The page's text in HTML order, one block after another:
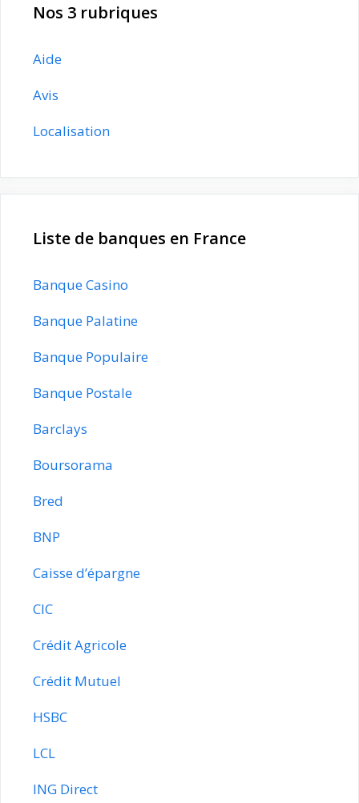
Nos 3 rubriques
Aide
Avis
Localisation
Liste de banques en France
Banque Casino
Banque Palatine
Banque Populaire
Banque Postale
Barclays
Boursorama
Bred
BNP
Caisse d’épargne
CIC
Crédit Agricole
Crédit Mutuel
HSBC
LCL
ING Direct